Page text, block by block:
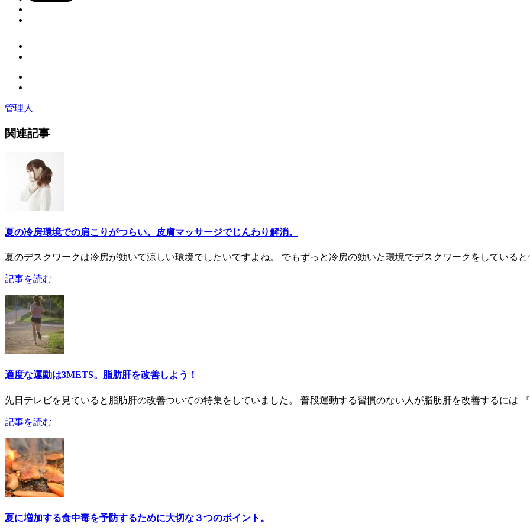
管理人
関連記事
夏の冷房環境での肩こりがつらい。皮膚マッサージでじんわり解消。
夏のデスクワークは冷房が効いて涼しい環境でしたいですよね。 でもずっと冷房の効いた環境でデスクワークをしている
記事を読む
適度な運動は3METS。脂肪肝を改善しよう！
先日テレビを見ていると脂肪肝の改善ついての特集をしていました。 普段運動する習慣のない人が脂肪肝を改善するには
記事を読む
夏に増加する食中毒を予防するために大切な３つのポイント。